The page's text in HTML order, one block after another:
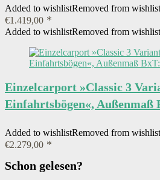
Added to wishlistRemoved from wishlist
€1.419,00
Added to wishlistRemoved from wishlist
Einzelcarport »Classic 3
Einfahrtsbögen«, Außenmaß
Added to wishlistRemoved from wishlist
€2.279,00
Schon gelesen?